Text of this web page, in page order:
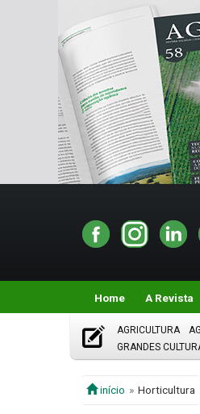
Home A Revista
AGRICULTURA
GRANDES
início Horticultura